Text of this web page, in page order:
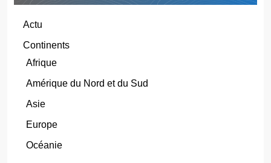
Actu
Continents
Afrique
Amérique du Nord et du Sud
Asie
Europe
Océanie